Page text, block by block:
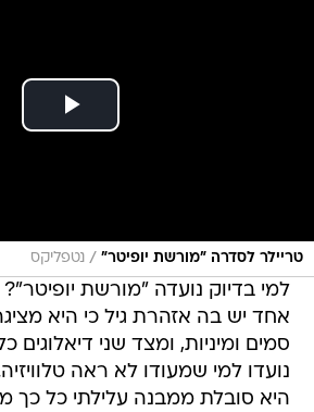
טריילר לסדרה "מורשת יופיטר" / נטפליקס
למי בדיוק נועדה "מורשת
אחד יש בה אזהרת גיל כי היא
סמים ומיניות, ומצד שני דיאלוגים
נועדו למי שמעודו לא ראה
היא סובלת ממבנה עלילתי כל כך